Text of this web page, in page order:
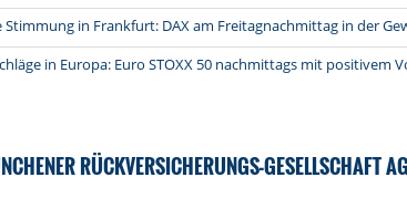
Stimmung in Frankfurt: DAX am Freitagnachmittag in der
in Europa: Euro STOXX 50 nachmittags mit positivem
RÜCKVERSICHERUNGS-GESELLSCHAFT